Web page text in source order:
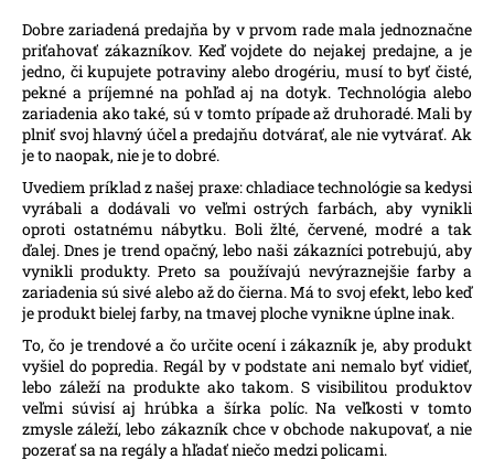
Dobre zariadená predajňa by v prvom rade mala jednoznačne
priťahovať zákazníkov. Keď vojdete do nejakej predajne, a je
jedno, či kupujete potraviny alebo drogériu, musí to byť čisté,
pekné a príjemné na pohľad aj na dotyk. Technológia alebo
zariadenia ako také, sú v tomto prípade až druhoradé. Mali by
plniť svoj hlavný účel a predajňu dotvárať, ale nie vytvárať. Ak
je to naopak, nie je to dobré.
Uvediem príklad z našej praxe: chladiace technológie sa kedysi
vyrábali a dodávali vo veľmi ostrých farbách, aby vynikli
oproti ostatnému nábytku. Boli žlté, červené, modré a tak
ďalej. Dnes je trend opačný, lebo naši zákazníci potrebujú, aby
vynikli produkty. Preto sa používajú nevýraznejšie farby a
zariadenia sú sivé alebo až do čierna. Má to svoj efekt, lebo keď
je produkt bielej farby, na tmavej ploche vynikne úplne inak.
To, čo je trendové a čo určite ocení i zákazník je, aby produkt
vyšiel do popredia. Regál by v podstate ani nemalo byť vidieť,
lebo záleží na produkte ako takom. S visibilitou produktov
veľmi súvisí aj hrúbka a šírka políc. Na veľkosti v tomto
zmysle záleží, lebo zákazník chce v obchode nakupovať, a nie
pozerať sa na regály a hľadať niečo medzi policami.